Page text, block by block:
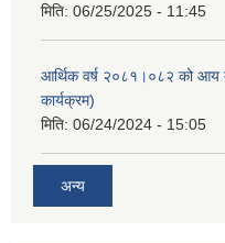
मिति: 06/25/2025 - 11:45
आर्थिक वर्ष २०८१।०८२ को आय
कार्यक्रम)
मिति: 06/24/2024 - 15:05
अन्य